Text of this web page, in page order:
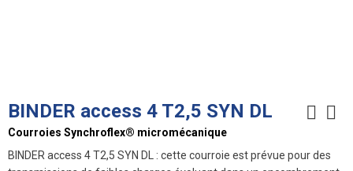
BINDER access 4 T2,5 SYN DL
Courroies Synchroflex® micromécanique
BINDER access 4 T2,5 SYN DL : cette courroie est prévue pour des